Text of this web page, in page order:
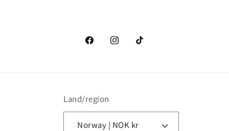
FacebookInstagramTikTok
Land/region
Norway | NOK kr